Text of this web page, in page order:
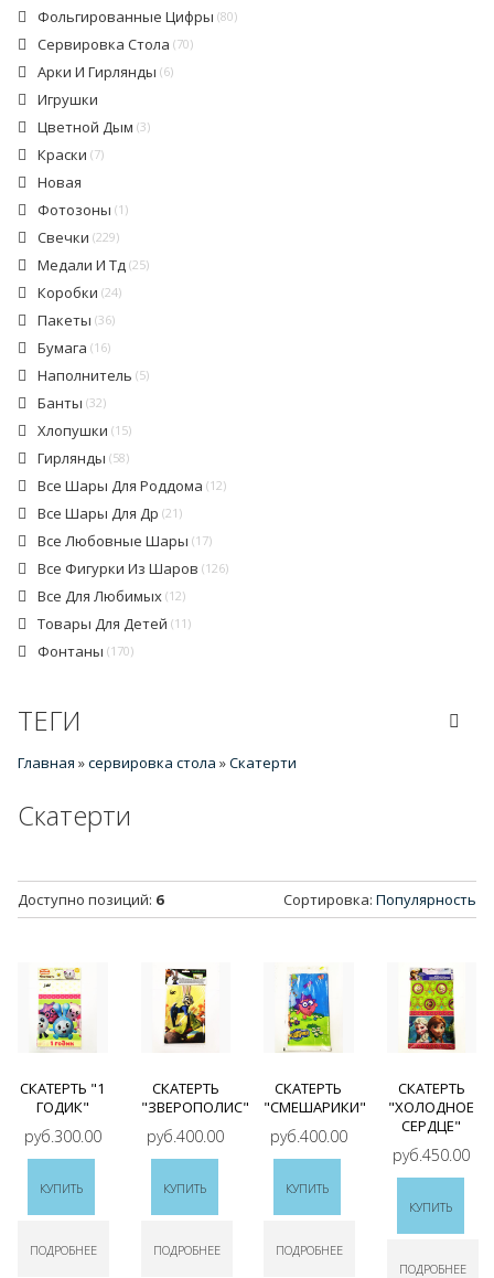
Фольгированные Цифры (80)
Сервировка Стола (70)
Арки И Гирлянды (6)
Игрушки
Цветной Дым (3)
Краски (7)
Новая
Фотозоны (1)
Свечки (229)
Медали И Тд (25)
Коробки (24)
Пакеты (36)
Бумага (16)
Наполнитель (5)
Банты (32)
Хлопушки (15)
Гирлянды (58)
Все Шары Для Роддома (12)
Все Шары Для Др (21)
Все Любовные Шары (17)
Все Фигурки Из Шаров (126)
Все Для Любимых (12)
Товары Для Детей (11)
Фонтаны (170)
ТЕГИ
Главная »сервировка стола »Скатерти
Скатерти
Доступно позиций: 6 Сортировка: Популярность
СКАТЕРТЬ "1
ГОДИК"
руб.300.00
КУПИТЬ
ПОДРОБНЕЕ
СКАТЕРТЬ
"ЗВЕРОПОЛИС"
руб.400.00
КУПИТЬ
ПОДРОБНЕЕ
СКАТЕРТЬ
"СМЕШАРИКИ"
руб.400.00
КУПИТЬ
ПОДРОБНЕЕ
СКАТЕРТЬ
"ХОЛОДНОЕ
СЕРДЦЕ"
руб.450.00
КУПИТЬ
ПОДРОБНЕЕ